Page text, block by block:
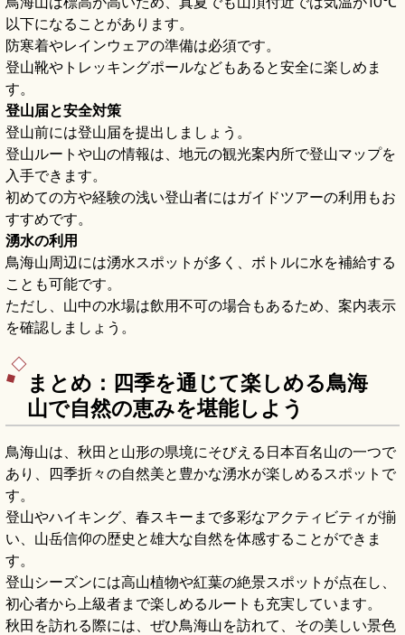
以下になることがあります。
防寒着やレインウェアの準備は必須です。
登山靴やトレッキングポールなどもあると安全に楽しめま
す。
登山届と安全対策
登山前には登山届を提出しましょう。
登山ルートや山の情報は、地元の観光案内所で登山マップを
入手できます。
初めての方や経験の浅い登山者にはガイドツアーの利用もお
すすめです。
湧水の利用
鳥海山周辺には湧水スポットが多く、ボトルに水を補給する
ことも可能です。
ただし、山中の水場は飲用不可の場合もあるため、案内表示
を確認しましょう。
まとめ：四季を通じて楽しめる鳥海
山で自然の恵みを堪能しよう
鳥海山は、秋田と山形の県境にそびえる日本百名山の一つで
あり、四季折々の自然美と豊かな湧水が楽しめるスポットで
す。
登山やハイキング、春スキーまで多彩なアクティビティが揃
い、山岳信仰の歴史と雄大な自然を体感することができま
す。
登山シーズンには高山植物や紅葉の絶景スポットが点在し、
初心者から上級者まで楽しめるルートも充実しています。
秋田を訪れる際には、ぜひ鳥海山を訪れて、その美しい景色